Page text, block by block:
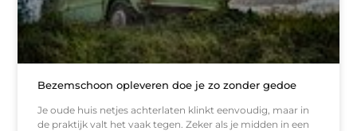
Bezemschoon opleveren doe je zo zonder gedoe
Je oude huis netjes achterlaten klinkt eenvoudig, maar in
de praktijk valt het vaak tegen. Zeker als je midden in een